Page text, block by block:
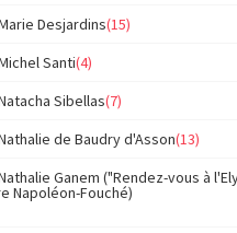
Desjardins(15)
Santi(4)
Sibellas(7)
de Baudry d'Asson(13)
Ganem ("Rendez-vous à
Napoléon-Fouché)